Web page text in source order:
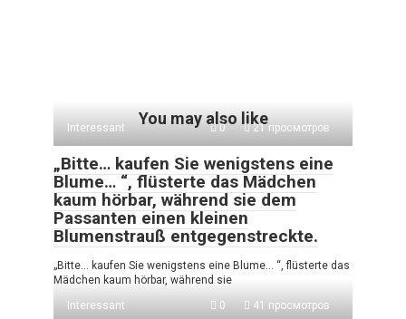
You may also like
Interessant 0 21 просмотров
„Bitte… kaufen Sie wenigstens eine
Blume… “, flüsterte das Mädchen
kaum hörbar, während sie dem
Passanten einen kleinen
Blumenstrauß entgegenstreckte.
„Bitte… kaufen Sie wenigstens eine Blume… “, flüsterte das
Mädchen kaum hörbar, während sie
Interessant
0 41 просмотров